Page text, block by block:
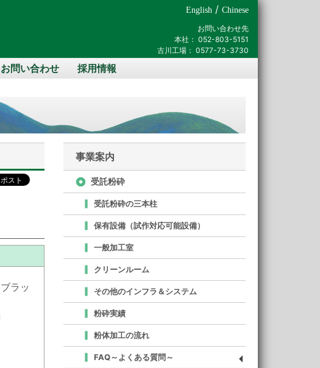
お問い合わせ先
本社： 052-803-5151
古川工場： 0577-73-3730
English / Chinese
お問い合わせ 採用情報
ラッ
事業案内
受託粉砕
受託粉砕の三本柱
保有設備（試作対応可能設備）
一般加工室
クリーンルーム
その他のインフラ＆システム
粉砕実績
粉体加工の流れ
FAQ～よくある質問～